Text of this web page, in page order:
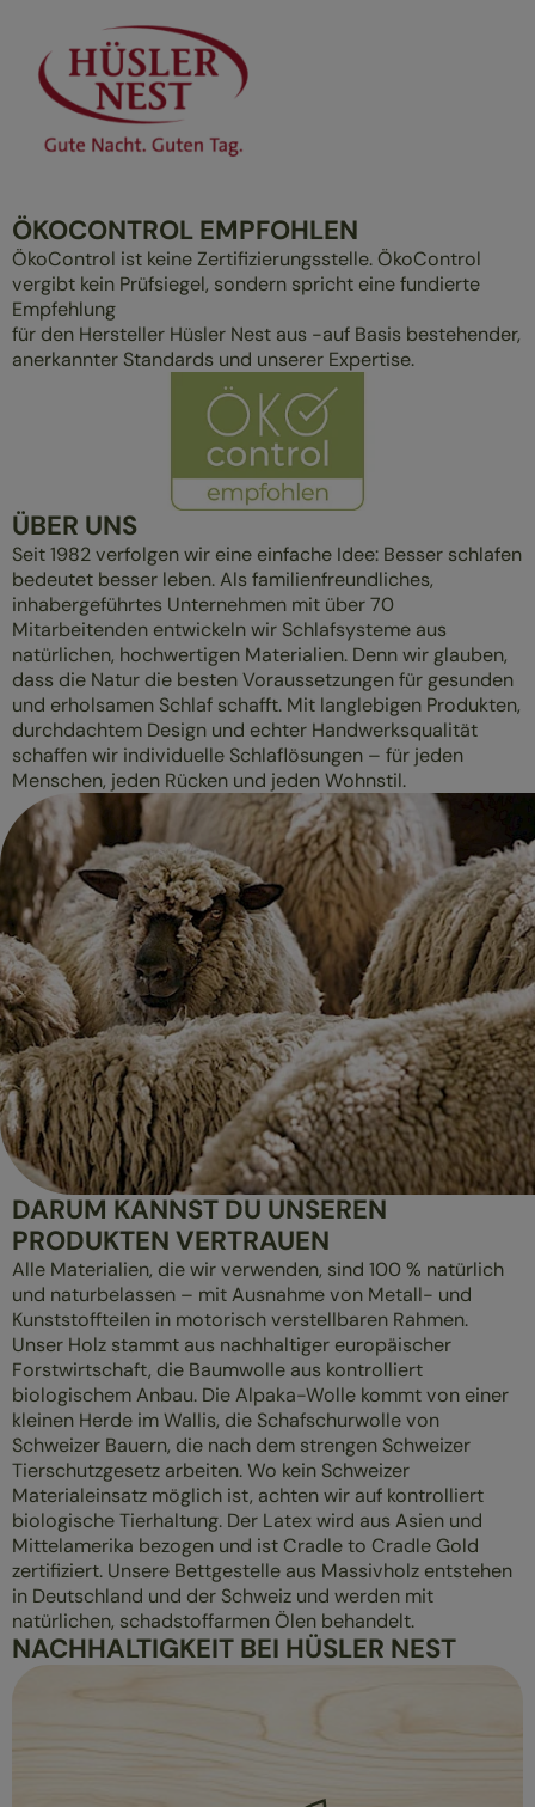
ÖKOCONTROL EMPFOHLEN
ÖkoControl ist keine Zertifizierungsstelle. ÖkoControl
vergibt kein Prüfsiegel, sondern spricht eine fundierte
Empfehlung
für den Hersteller Hüsler Nest aus -auf Basis bestehender,
anerkannter Standards und unserer Expertise.
ÜBER UNS
Seit 1982 verfolgen wir eine einfache Idee: Besser schlafen
bedeutet besser leben. Als familienfreundliches,
inhabergeführtes Unternehmen mit über 70
Mitarbeitenden entwickeln wir Schlafsysteme aus
natürlichen, hochwertigen Materialien. Denn wir glauben,
dass die Natur die besten Voraussetzungen für gesunden
und erholsamen Schlaf schafft. Mit langlebigen Produkten,
durchdachtem Design und echter Handwerksqualität
schaffen wir individuelle Schlaflösungen – für jeden
Menschen, jeden Rücken und jeden Wohnstil.
DARUM KANNST DU UNSEREN
PRODUKTEN VERTRAUEN
Alle Materialien, die wir verwenden, sind 100 % natürlich
und naturbelassen – mit Ausnahme von Metall- und
Kunststoffteilen in motorisch verstellbaren Rahmen.
Unser Holz stammt aus nachhaltiger europäischer
Forstwirtschaft, die Baumwolle aus kontrolliert
biologischem Anbau. Die Alpaka-Wolle kommt von einer
kleinen Herde im Wallis, die Schafschurwolle von
Schweizer Bauern, die nach dem strengen Schweizer
Tierschutzgesetz arbeiten. Wo kein Schweizer
Materialeinsatz möglich ist, achten wir auf kontrolliert
biologische Tierhaltung. Der Latex wird aus Asien und
Mittelamerika bezogen und ist Cradle to Cradle Gold
zertifiziert. Unsere Bettgestelle aus Massivholz entstehen
in Deutschland und der Schweiz und werden mit
natürlichen, schadstoffarmen Ölen behandelt.
NACHHALTIGKEIT BEI HÜSLER NEST